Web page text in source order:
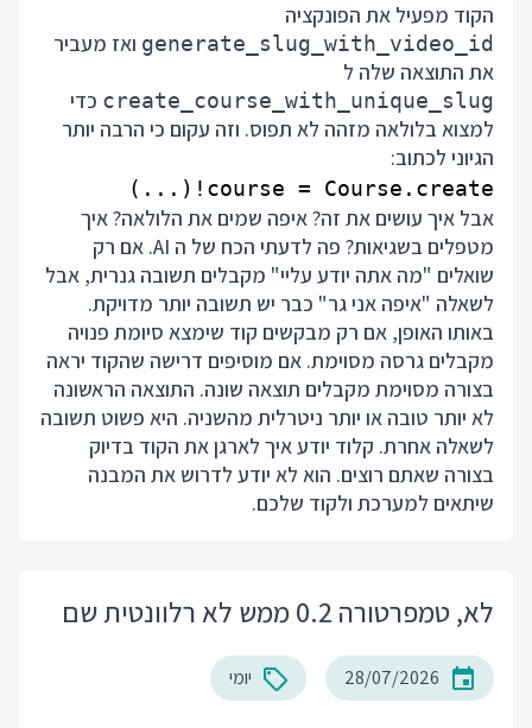
הקוד מפעיל את הפונקציה
generate_slug_with_video_id ואז מעביר
את התוצאה שלה ל
create_course_with_unique_slug כדי
למצוא בלולאה מזהה לא תפוס. וזה עקום כי הרבה יותר
הגיוני לכתוב:
course = Course.create!(...)
אבל איך עושים את זה? איפה שמים את הלולאה? איך
מטפלים בשגיאות? פה לדעתי הכח של ה AI. אם רק
שואלים "מה אתה יודע עליי" מקבלים תשובה גנרית, אבל
לשאלה "איפה אני גר" כבר יש תשובה יותר מדויקת.
באותו האופן, אם רק מבקשים קוד שימצא סיומת פנויה
מקבלים גרסה מסוימת. אם מוסיפים דרישה שהקוד יראה
בצורה מסוימת מקבלים תוצאה שונה. התוצאה הראשונה
לא יותר טובה או יותר ניטרלית מהשניה. היא פשוט תשובה
לשאלה אחרת. קלוד יודע איך לארגן את הקוד בדיוק
בצורה שאתם רוצים. הוא לא יודע לדרוש את המבנה
שיתאים למערכת ולקוד שלכם.
לא, טמפרטורה 0.2 ממש לא רלוונטית שם
28/07/2026 יומי